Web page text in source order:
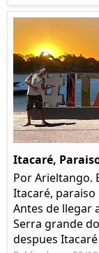
Itacaré,
Por Arieltango.
Itacaré,
Antes de llegar
Serra grande
despues